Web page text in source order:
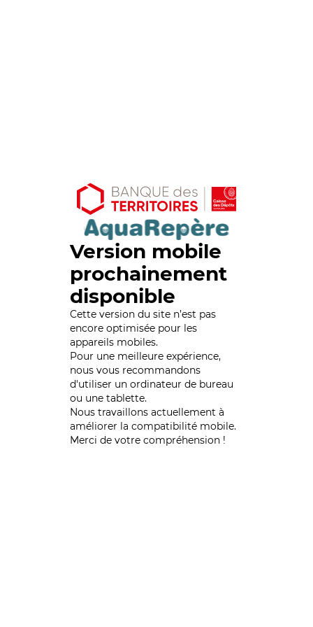
Version mobile
prochainement
disponible
Cette version du site n’est pas
encore optimisée pour les
appareils mobiles.
Pour une meilleure expérience,
nous vous recommandons
d'utiliser un ordinateur de bureau
ou une tablette.
Nous travaillons actuellement à
améliorer la compatibilité mobile.
Merci de votre compréhension !